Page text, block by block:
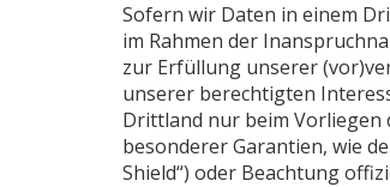
Sofern wir Daten in einem
im Rahmen der
zur Erfüllung unserer
unserer berechtigten
Drittland nur beim Vorliegen
besonderer Garantien, wie
Shield“) oder Beachtung